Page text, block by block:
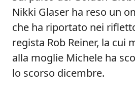
Nikki Glaser ha reso un
che ha riportato nei
regista Rob Reiner, la cui
alla moglie Michele ha
lo scorso dicembre.